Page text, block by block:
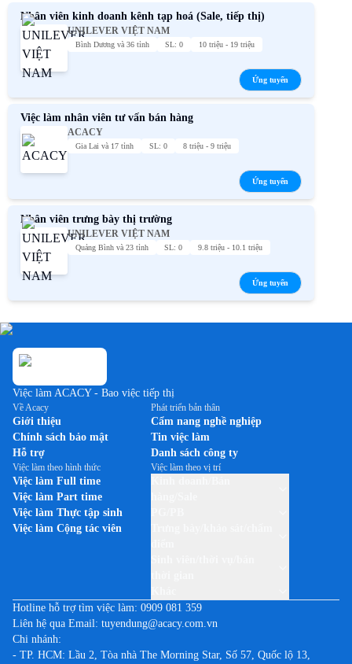
Nhân viên kinh doanh kênh tạp hoá (Sale, tiếp thị)
UNILEVER VIỆT NAM
Bình Dương và 36 tỉnh SL: 0 10 triệu - 19 triệu
Ứng tuyển
Việc làm nhân viên tư vấn bán hàng
ACACY
Gia Lai và 17 tỉnh SL: 0 8 triệu - 9 triệu
Ứng tuyển
Nhân viên trưng bày thị trường
UNILEVER VIỆT NAM
Quảng Bình và 23 tỉnh SL: 0 9.8 triệu - 10.1 triệu
Ứng tuyển
Việc làm ACACY - Bao việc tiếp thị
Về Acacy
Giới thiệu
Chính sách bảo mật
Hỗ trợ
Phát triển bản thân
Cẩm nang nghề nghiệp
Tin việc làm
Danh sách công ty
Việc làm theo hình thức
Việc làm Full time
Việc làm Part time
Việc làm Thực tập sinh
Việc làm Cộng tác viên
Việc làm theo vị trí
Hotline hỗ trợ tìm việc làm: 0909 081 359
Liên hệ qua Email: tuyendung@acacy.com.vn
Chi nhánh:
- TP. HCM: Lầu 2, Tòa nhà The Morning Star, Số 57, Quốc lộ 13,